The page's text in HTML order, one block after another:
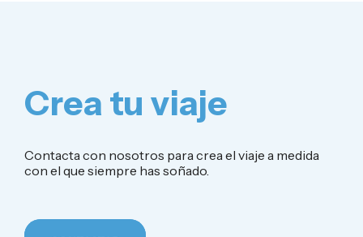
Crea tu viaje
Contacta con nosotros para crea el viaje a medida
con el que siempre has soñado.